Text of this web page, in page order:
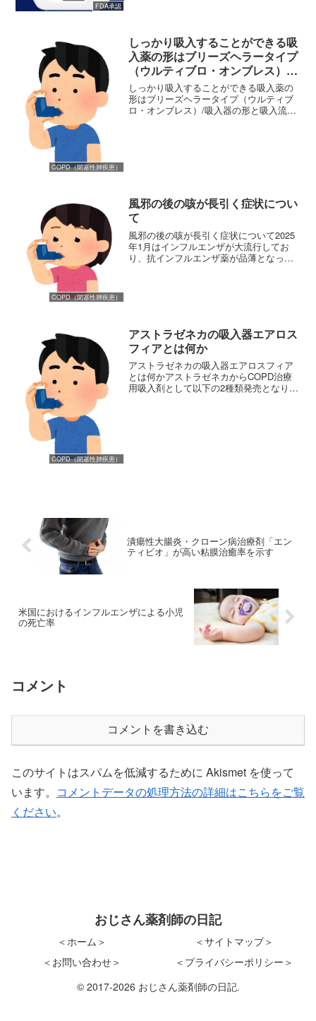
FDA承認
COPD（閉塞性肺疾患）
しっかり吸入することができる吸
入薬の形はブリーズヘラータイプ
（ウルティブロ・オンブレス）/
吸入器の形と吸入流速を比較する
しっかり吸入することができる吸入薬の
形はブリーズヘラータイプ（ウルティブ
ロ・オンブレス）/吸入器の形と吸入流速
COPD（閉塞性肺疾患）
風邪の後の咳が長引く症状につい
て
風邪の後の咳が長引く症状について2025
年1月はインフルエンザが大流行してお
り、抗インフルエンザ薬が品薄となって
COPD（閉塞性肺疾患）
アストラゼネカの吸入器エアロス
フィアとは何か
アストラゼネカの吸入器エアロスフィア
とは何かアストラゼネカからCOPD治療
用吸入剤として以下の2種類発売となりま
潰瘍性大腸炎・クローン病治療剤「エン
ティビオ」が高い粘膜治癒率を示す
米国におけるインフルエンザによる小児
の死亡率
コメント
コメントを書き込む
このサイトはスパムを低減するために Akismet を使って
います。 コメントデータの処理方法の詳細はこちらをご覧
ください。
おじさん薬剤師の日記
＜ホーム＞
＜サイトマップ＞
＜お問い合わせ＞
＜プライバシーポリシー＞
© 2017-2026 おじさん薬剤師の日記.